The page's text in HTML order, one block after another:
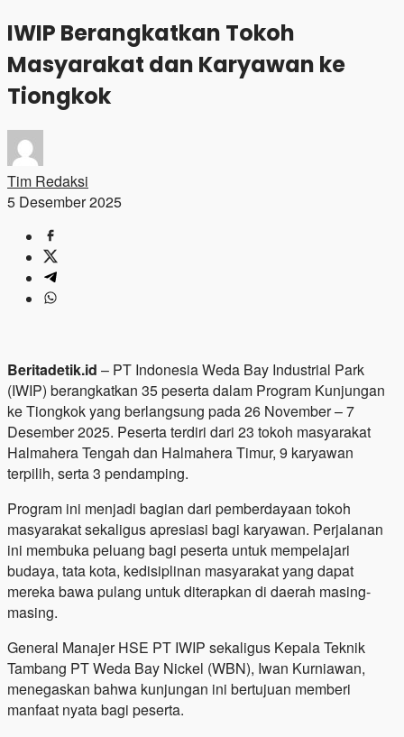
IWIP Berangkatkan Tokoh
Masyarakat dan Karyawan ke
Tiongkok
Tim Redaksi
5 Desember 2025
Beritadetik.id – PT Indonesia Weda Bay Industrial Park
(IWIP) berangkatkan 35 peserta dalam Program Kunjungan
ke Tiongkok yang berlangsung pada 26 November – 7
Desember 2025. Peserta terdiri dari 23 tokoh masyarakat
Halmahera Tengah dan Halmahera Timur, 9 karyawan
terpilih, serta 3 pendamping.
Program ini menjadi bagian dari pemberdayaan tokoh
masyarakat sekaligus apresiasi bagi karyawan. Perjalanan
ini membuka peluang bagi peserta untuk mempelajari
budaya, tata kota, kedisiplinan masyarakat yang dapat
mereka bawa pulang untuk diterapkan di daerah masing-
masing.
General Manajer HSE PT IWIP sekaligus Kepala Teknik
Tambang PT Weda Bay Nickel (WBN), Iwan Kurniawan,
menegaskan bahwa kunjungan ini bertujuan memberi
manfaat nyata bagi peserta.